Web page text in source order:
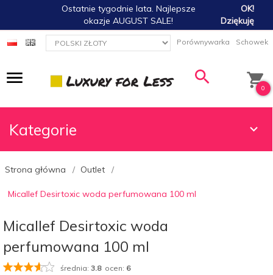
Ostatnie tygodnie lata. Najlepsze
okazje AUGUST SALE!
OK!
Dziękuję
currency_h Porównywarka Schowek
0
Kategorie
Strona główna Outlet
Micallef Desirtoxic woda perfumowana 100 ml
Micallef Desirtoxic woda
perfumowana 100 ml
średnia: 3.8ocen: 6